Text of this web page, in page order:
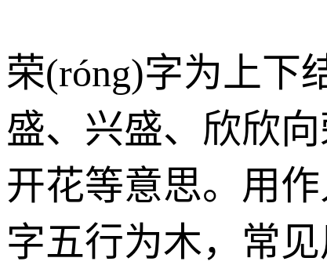
荣(róng)字为上下
盛、兴盛、欣欣
开花等意思。用
字五行为木，常